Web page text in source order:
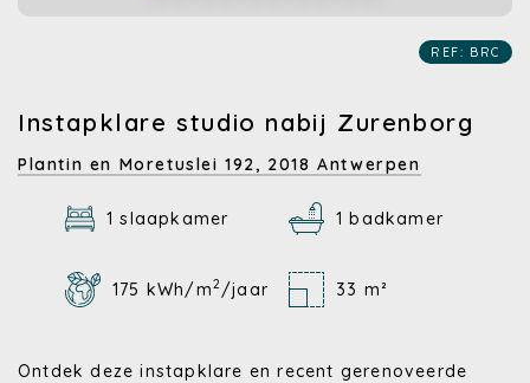
REF: BRC
Instapklare studio nabij Zurenborg
Plantin en Moretuslei 192, 2018 Antwerpen
1 slaapkamer 1 badkamer
175 kWh/m2 /jaar 33 m²
Ontdek deze instapklare en recent gerenoveerde